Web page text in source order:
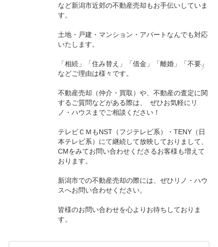
など新潟市近郊の不動産売却もお手伝いしていま
す。
土地・戸建・マンション・アパートなんでも対応
いたします。
「相続」「住み替え」「借金」「離婚」「不要」
などご理由は様々です。
不動産売却（仲介・買取）や、不動産の査定に関
するご質問などがある際は、 ぜひお気軽にリ
ノ・ハウスまでご相談ください！
テレビＣＭもNST（フジテレビ系）・TENY（日
本テレビ系）にて継続して放映しておりまして、
CMをみてお問い合わせくださるお客様も増えて
おります。
新潟市での不動産売却の際には、ぜひリノ・ハウ
スへお問い合わせください。
皆様のお問い合わせを心よりお待ちしておりま
す。